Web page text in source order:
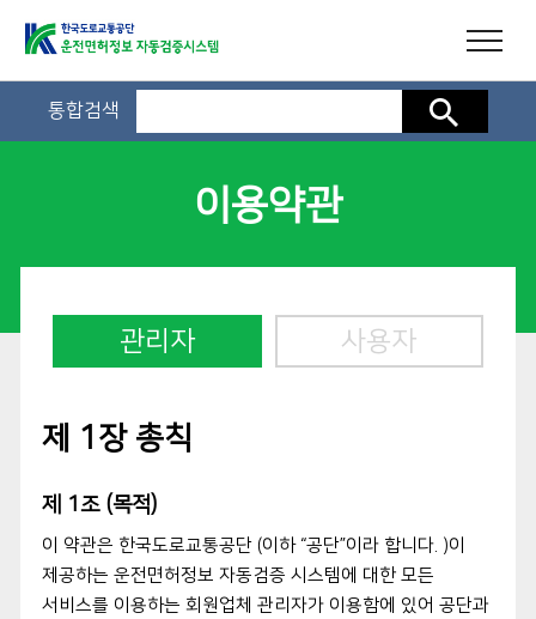
통합검색 검색
이용약관
관리자 사용자
제 1장 총칙
제 1조 (목적)
이 약관은 한국도로교통공단 (이하 “공단”이라 합니다. )이
제공하는 운전면허정보 자동검증 시스템에 대한 모든
서비스를 이용하는 회원업체 관리자가 이용함에 있어 공단과